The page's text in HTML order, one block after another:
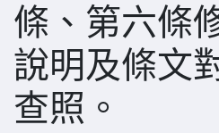
條、第六條
說明及條文
查照。